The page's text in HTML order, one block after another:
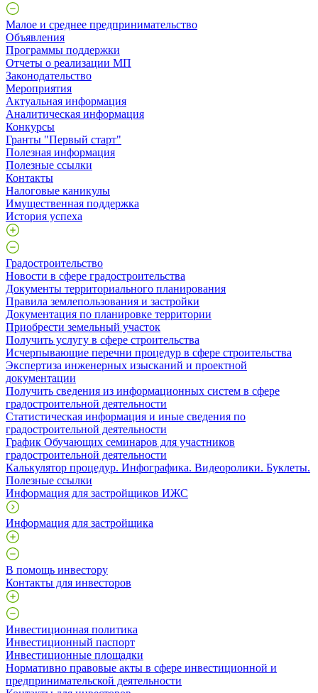
Малое и среднее предпринимательство
Объявления
Программы поддержки
Отчеты о реализации МП
Законодательство
Мероприятия
Актуальная информация
Аналитическая информация
Конкурсы
Гранты "Первый старт"
Полезная информация
Полезные ссылки
Контакты
Налоговые каникулы
Имущественная поддержка
История успеха
Градостроительство
Новости в сфере градостроительства
Документы территориального планирования
Правила землепользования и застройки
Документация по планировке территории
Приобрести земельный участок
Получить услугу в сфере строительства
Исчерпывающие перечни процедур в сфере строительства
Экспертиза инженерных изысканий и проектной
документации
Получить сведения из информационных систем в сфере
градостроительной деятельности
Статистическая информация и иные сведения по
градостроительной деятельности
График Обучающих семинаров для участников
градостроительной деятельности
Калькулятор процедур. Инфографика. Видеоролики. Буклеты.
Полезные ссылки
Информация для застройщиков ИЖС
Информация для застройщика
В помощь инвестору
Контакты для инвесторов
Инвестиционная политика
Инвестиционный паспорт
Инвестиционные площадки
Нормативно правовые акты в сфере инвестиционной и
предпринимательской деятельности